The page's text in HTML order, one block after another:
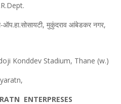
मुकुंदराव आंबेडकर नगर,
Konddev Stadium, Thane (w.)
ENTERPRESES